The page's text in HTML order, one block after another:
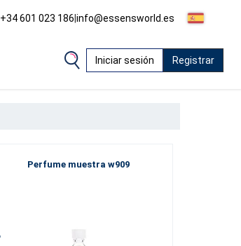
+34 601 023 186|info@essensworld.es
Iniciar sesión Registrar
Perfume muestra w909